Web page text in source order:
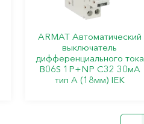
ARMAT Автоматический
выключатель
дифференциального тока
B06S 1P+NP C32 30мА
тип A (18мм) IEK